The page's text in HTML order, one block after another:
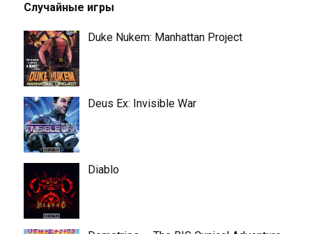
Случайные игры
Duke Nukem: Manhattan Project
Deus Ex: Invisible War
Diablo